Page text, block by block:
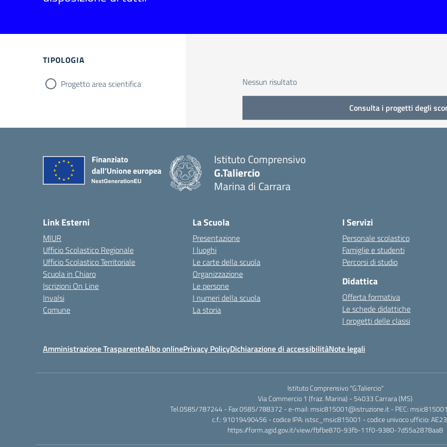
TIPOLOGIA
Progetto area scientifica
Nessun risultato
Consulta i progetti degli
Istituto Comprensivo
G.Taliercio
Marina di Carrara
Link Esterni
MIUR
Ufficio Scolastico Regionale
Ufficio Scolastico Territoriale
Scuola in Chiaro
Iscrizioni On Line
Invalsi
Comune
La Scuola
Presentazione
I luoghi
Le carte della scuola
Organizzazione
Le persone
I numeri della scuola
La storia
I Servizi
Personale scolastico
Famiglie e studenti
Percorsi di studio
Didattica
Offerta formativa
Le schede didattiche
I progetti delle classi
Amministrazione TrasparenteAlbo onlinePrivacy PolicyDichiarazione di accessibilitàNote legali
Istituto Comprensivo "G.Taliercio"
Via Commercio 1 (fraz. Marina) - 54033 Carrara (MS)
Tel.0585/787244 - Fax 0585/788372 - e-mail: msic815001@istruzione.it - PEC:
c.f.: 91019490456 - codice IPA: istsc_msic815001 - codice univoco ufficio:
https://form.agid.gov.it/view/fbfbe870-93fb-11f0-9380-7d55a2878aa8